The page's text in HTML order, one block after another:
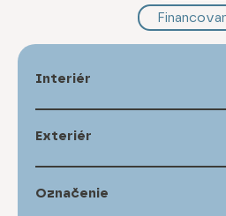
Interiér
Exteriér
Označenie